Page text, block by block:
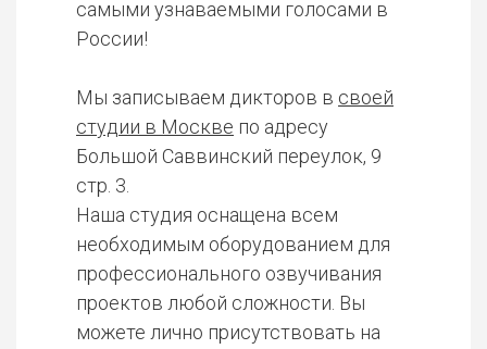
самыми узнаваемыми голосами в
России!
Мы записываем дикторов в своей
студии в Москве по адресу
Большой Саввинский переулок, 9
стр. 3.
Наша студия оснащена всем
необходимым оборудованием для
профессионального озвучивания
проектов любой сложности. Вы
можете лично присутствовать на